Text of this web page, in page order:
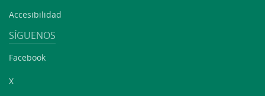
Accesibilidad
SÍGUENOS
Facebook
X